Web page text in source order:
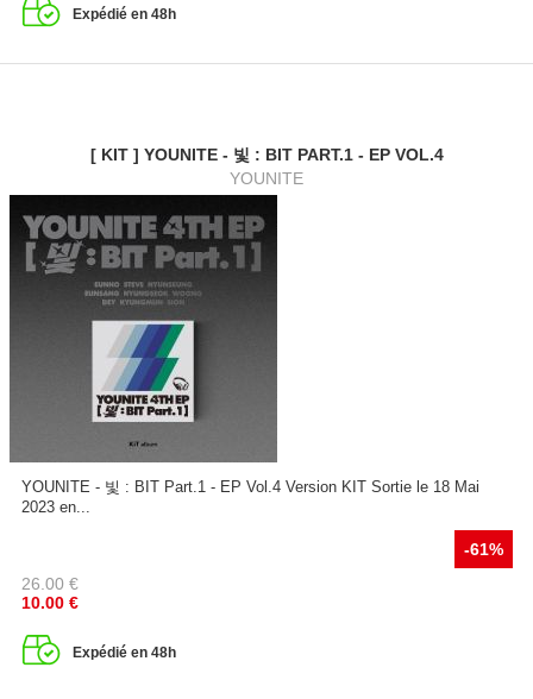
Expédié en 48h
[ KIT ] YOUNITE - 빛 : BIT PART.1 - EP VOL.4
YOUNITE
YOUNITE - 빛 : BIT Part.1 - EP Vol.4 Version KIT Sortie le 18 Mai
2023 en...
-61%
26.00 €
10.00 €
Expédié en 48h